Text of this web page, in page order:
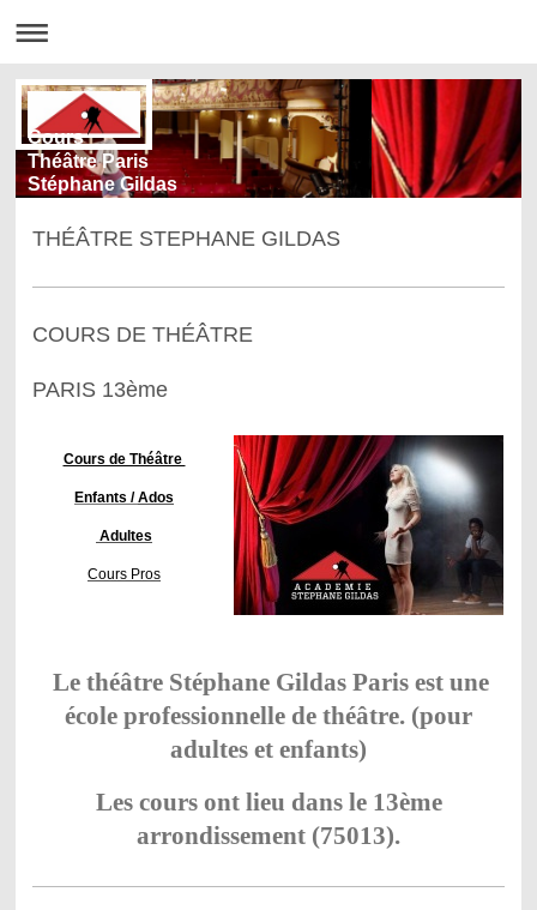
Cours
Théâtre Paris
Stéphane Gildas
THÉÂTRE STEPHANE GILDAS
COURS DE THÉÂTRE
PARIS 13ème
Cours de Théâtre
Enfants /Ados
Adultes
Cours Pros
Le théâtre Stéphane Gildas Paris est une
école professionnelle de théâtre. (pour
adultes et enfants)
Les cours ont lieu dans le 13ème
arrondissement (75013).